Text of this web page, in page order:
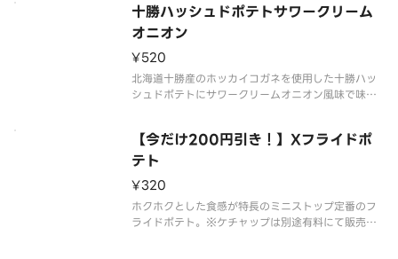
おいしさです。
十勝ハッシュドポテトサワークリーム
オニオン
¥520
北海道十勝産のホッカイコガネを使用した十勝ハッ
シュドポテトにサワークリームオニオン風味で味付
【今だけ200円引き！】Xフライドポ
テト
¥320
ホクホクとした食感が特長のミニストップ定番のフ
ライドポテト。※ケチャップは別途有料にて販売し